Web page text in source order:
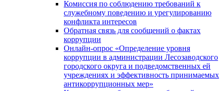
Комиссия по соблюдению требований к
служебному поведению и урегулированию
конфликта интересов
Обратная связь для сообщений о фактах
коррупции
Онлайн-опрос «Определение уровня
коррупции в администрации Лесозаводского
городского округа и подведомственных ей
учреждениях и эффективность принимаемых
антикоррупционных мер»